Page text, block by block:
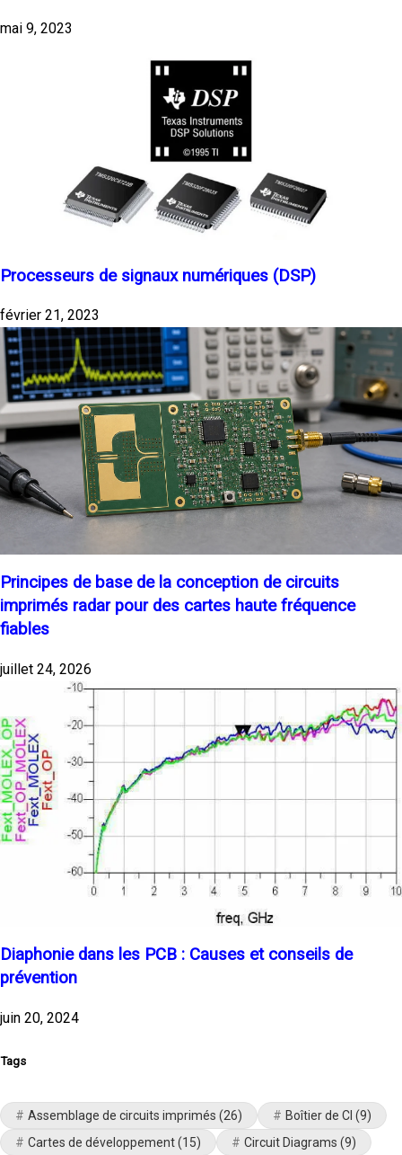
mai 9, 2023
Processeurs de signaux numériques (DSP)
février 21, 2023
Principes de base de la conception de circuits
imprimés radar pour des cartes haute fréquence
fiables
juillet 24, 2026
Diaphonie dans les PCB : Causes et conseils de
prévention
juin 20, 2024
Tags
Assemblage de circuits imprimés (26) Boîtier de CI (9)
Cartes de développement(15) Circuit Diagrams (9)